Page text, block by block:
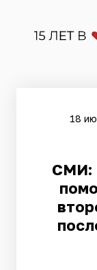
18
СМИ: